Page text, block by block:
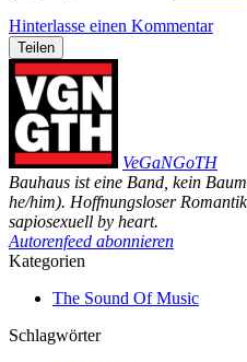
Hinterlasse einen Kommentar
Teilen
VeGaNGoTH
Bauhaus ist eine Band, kein
he/him). Hoffnungsloser
sapiosexuell by heart.
Autorenfeed abonnieren
Kategorien
The Sound Of Music
Schlagwörter